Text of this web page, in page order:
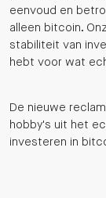
eenvoud en
alleen bitcoin.
stabiliteit van
hebt voor wat
De nieuwe
hobby's uit het
investeren in